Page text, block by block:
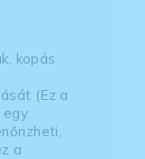
kopás
(Ez a
egy
a